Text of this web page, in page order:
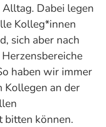
Dabei legen
Kolleg*innen
sich aber nach
haben wir immer
Kollegen an der
bitten können.